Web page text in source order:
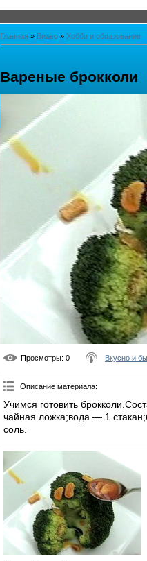
Главная » Видео » Хобби и образование
Вареные брокколи
Просмотры: 0 Вкусно и
Описание материала:
Учимся готовить
чайная ложка;вода — 1
соль.